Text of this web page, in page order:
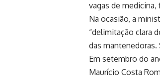
vagas de
Na ocasião, a
“delimitação clara
das
Em setembro do
Maurício Costa